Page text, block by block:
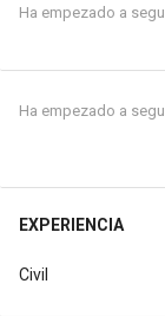
Ha empezado a
Ha empezado a
EXPERIENCIA
Civil